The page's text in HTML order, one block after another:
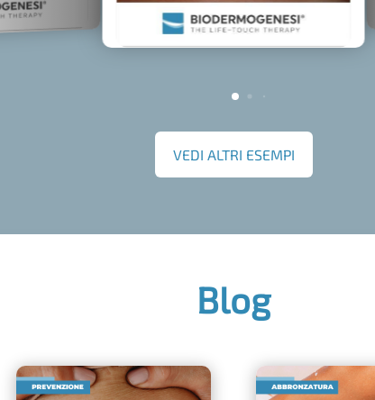
VEDI ALTRI ESEMPI
Blog